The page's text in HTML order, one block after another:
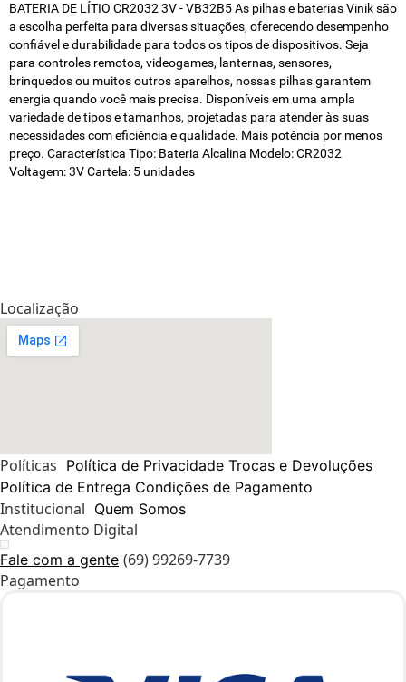
BATERIA DE LÍTIO CR2032 3V - VB32B5 As pilhas e baterias Vinik são
a escolha perfeita para diversas situações, oferecendo desempenho
confiável e durabilidade para todos os tipos de dispositivos. Seja
para controles remotos, videogames, lanternas, sensores,
brinquedos ou muitos outros aparelhos, nossas pilhas garantem
energia quando você mais precisa. Disponíveis em uma ampla
variedade de tipos e tamanhos, projetadas para atender às suas
necessidades com eficiência e qualidade. Mais potência por menos
preço. Característica Tipo: Bateria Alcalina Modelo: CR2032
Voltagem: 3V Cartela: 5 unidades
Localização
Políticas Política de Privacidade Trocas e Devoluções
Política de Entrega Condições de Pagamento
Institucional Quem Somos
Atendimento Digital
Fale com a gente (69) 99269-7739
Pagamento